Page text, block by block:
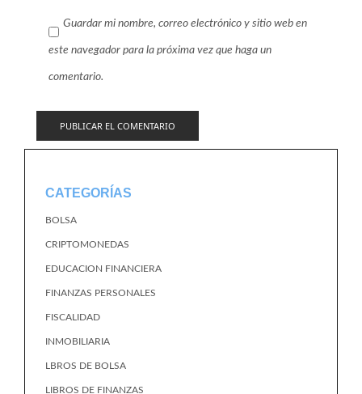
Guardar mi nombre, correo electrónico y sitio web en
este navegador para la próxima vez que haga un
comentario.
CATEGORÍAS
BOLSA
CRIPTOMONEDAS
EDUCACION FINANCIERA
FINANZAS PERSONALES
FISCALIDAD
INMOBILIARIA
LBROS DE BOLSA
LIBROS DE FINANZAS